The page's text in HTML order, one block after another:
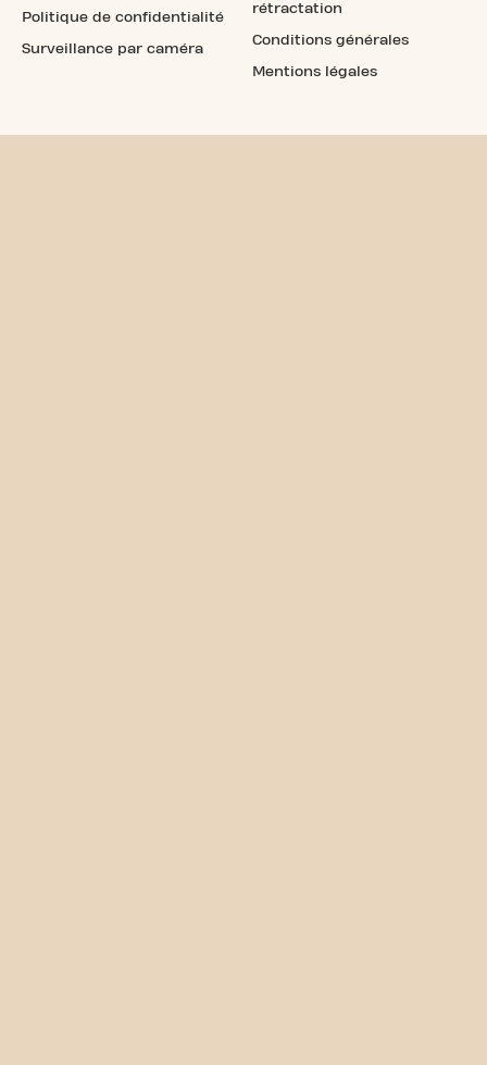
Politique de confidentialité
Surveillance par caméra
rétractation
Conditions générales
Mentions légales